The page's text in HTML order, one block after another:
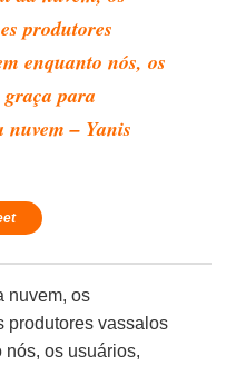
produtores
enquanto nós, os
para
nuvem – Yanis
nuvem, os
produtores vassalos
os usuários,